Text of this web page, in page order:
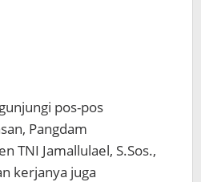
pos-pos
Pangdam
TNI Jamallulael, S.Sos.,
kerjanya juga